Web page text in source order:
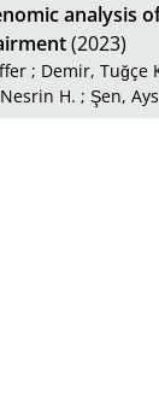
analysis
(2023)
; Demir, Tuğçe
H. ; Şen,